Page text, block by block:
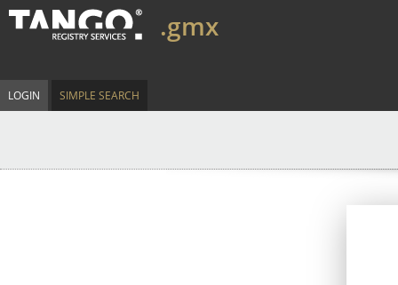
.gmx
LOGIN SIMPLE SEARCH